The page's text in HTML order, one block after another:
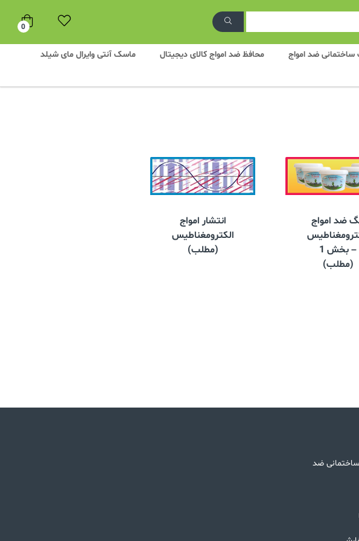
0
ضد امواج محافظ ضد امواج کالای دیجیتال
ماسک آنتی وایرال مای شیلد
ضد امواج
– بخش 1
(مطلب)
انتشار امواج
الکترومغناطیس
(مطلب)
ضد